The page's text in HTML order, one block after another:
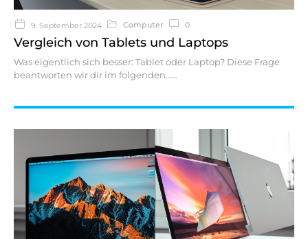
9. September 2024 Computer 0
Vergleich von Tablets und Laptops
Was eigentlich sich besser: Tablet oder Laptop? Diese Frage
beantworten wir dir im folgenden…